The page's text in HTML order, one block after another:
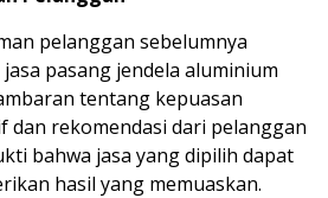
pelanggan sebelumnya
pasang jendela aluminium
tentang kepuasan
dan rekomendasi dari pelanggan
bahwa jasa yang dipilih dapat
hasil yang memuaskan.